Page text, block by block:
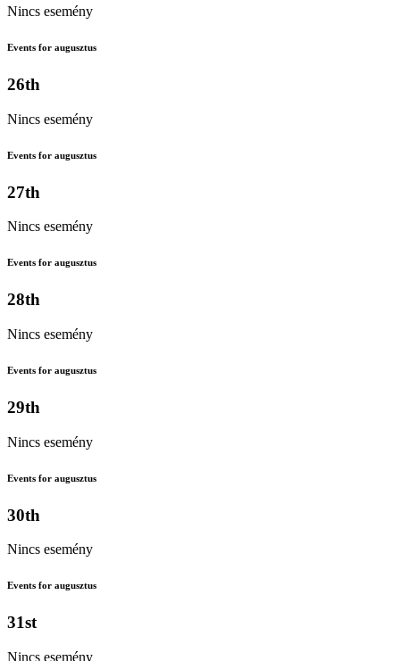
Nincs esemény
Events for augusztus
26th
Nincs esemény
Events for augusztus
27th
Nincs esemény
Events for augusztus
28th
Nincs esemény
Events for augusztus
29th
Nincs esemény
Events for augusztus
30th
Nincs esemény
Events for augusztus
31st
Nincs esemény